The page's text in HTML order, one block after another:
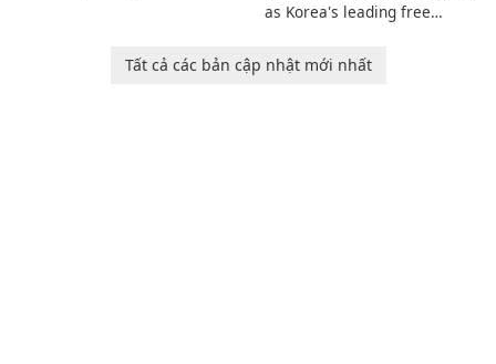
Ollie, on an adventurous
as Korea's leading free
baby tracking, offering
Tất cả các bản cập nhật mới nhất